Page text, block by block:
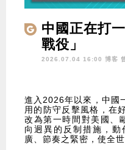
中國正在打
戰役」
2026.07.04 16:00 博客
進入2026年以來，中國
用的防守反擊風格，在
改為第一時間對美國、
向迥異的反制措施，
廣、節奏之緊密，使全